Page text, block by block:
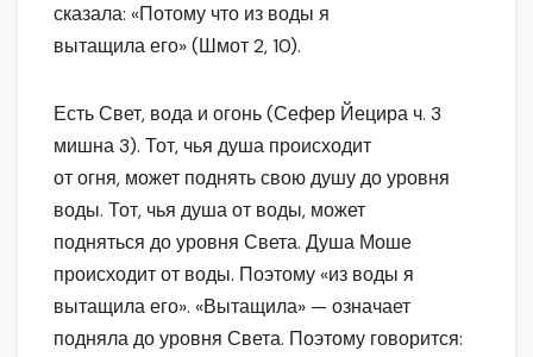
сказала: «Потому что из воды я
вытащила его» (Шмот 2, 10).
Есть Свет, вода и огонь (Сефер Йецира ч. 3
мишна 3). Тот, чья душа происходит
от огня, может поднять свою душу до уровня
воды. Тот, чья душа от воды, может
подняться до уровня Света. Душа Моше
происходит от воды. Поэтому «из воды я
вытащила его». «Вытащила» — означает
подняла до уровня Света. Поэтому говорится: